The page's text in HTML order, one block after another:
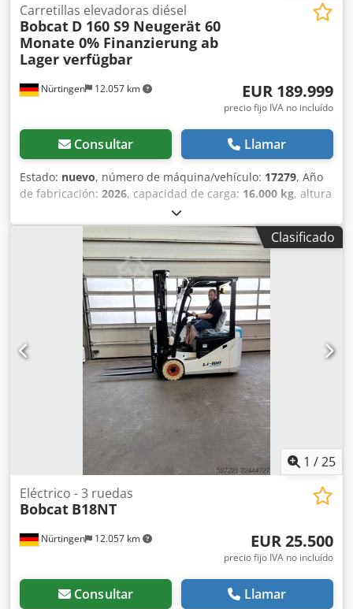
Nürtingen 12.057 km
Carretillas elevadoras diésel
Bobcat D 160 S9 Neugerät 60
Monate 0% Finanzierung ab
Lager verfügbar
EUR 189.999
precio fijo IVA no incluído
Consultar Llamar
Estado: nuevo, número de máquina/vehículo: 17279, Año
de fabricación: 2026, capacidad de carga: 16.000 kg, altura
, ascensor libre:
de carga:600 mm, tipo de combustible:diésel, tipo de
triple, altura de construcción:3.030 mm, longitud
de la horquilla:2.400 mm, tamaño del neumático
12.00-20 100%, tamaño del neumático trasero:
12.00-20 100%, peso total:19.300 kg, Equipamiento:
, 5218640 Chsdpfx Akszp T Aujlea Número de serie:
FDC0H-5107-00494
Clasificado
1 /25
Nürtingen 12.057 km
Eléctrico - 3 ruedas
Bobcat B18NT
EUR 25.500
precio fijo IVA no incluído
Consultar Llamar